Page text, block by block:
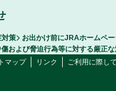
対策
お出かけ前にJRAホームペ
および脅迫行為等に対する厳正
マップ リンク ご利用に際し